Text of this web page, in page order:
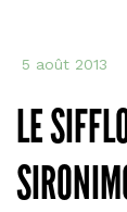
5 août 2013
LE